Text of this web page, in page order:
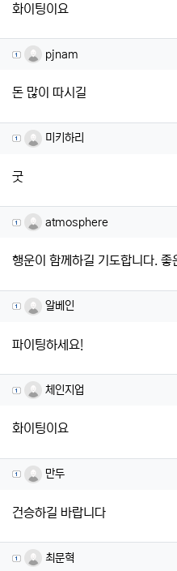
화이팅이요
pjnam님의 댓글
pjnam
돈 많이 따시길
미키하리님의 댓글
미키하리
굿
atmosphere님의
atmosphere
행운이 함께하길 기도합니다. 좋
알베인님의 댓글
알베인
파이팅하세요!
체인지업님의 댓글
체인지업
화이팅이요
만두님의 댓글
만두
건승하길 바랍니다
최문혁님의 댓글
최문혁